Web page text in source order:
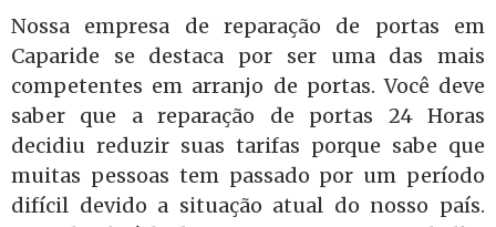
Nossa empresa de reparação de portas em
Caparide se destaca por ser uma das mais
competentes em arranjo de portas. Você deve
saber que a reparação de portas 24 Horas
decidiu reduzir suas tarifas porque sabe que
muitas pessoas tem passado por um período
difícil devido a situação atual do nosso país.